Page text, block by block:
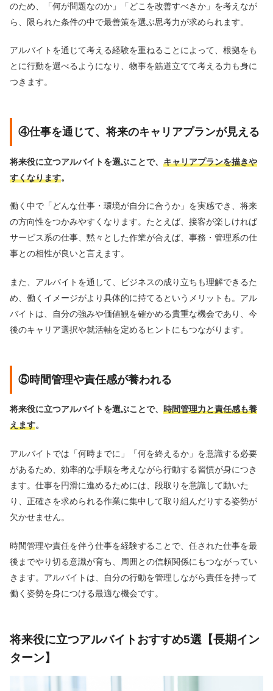
のため、「何が問題なのか」「どこを改善すべきか」を考えなが
ら、限られた条件の中で最善策を選ぶ思考力が求められます。
アルバイトを通じて考える経験を重ねることによって、根拠をも
とに行動を選べるようになり、物事を筋道立てて考える力も身に
つきます。
④仕事を通じて、将来のキャリアプランが見える
将来役に立つアルバイトを選ぶことで、 キャリアプランを描きや
すくなります。
働く中で「どんな仕事・環境が自分に合うか」を実感でき、将来
の方向性をつかみやすくなります。たとえば、接客が楽しければ
サービス系の仕事、黙々とした作業が合えば、事務・管理系の仕
事との相性が良いと言えます。
また、アルバイトを通して、ビジネスの成り立ちも理解できるた
め、働くイメージがより具体的に持てるというメリットも。アル
バイトは、自分の強みや価値観を確かめる貴重な機会であり、今
後のキャリア選択や就活軸を定めるヒントにもつながります。
⑤時間管理や責任感が養われる
将来役に立つアルバイトを選ぶことで、 時間管理力と責任感も養
えます。
アルバイトでは「何時までに」「何を終えるか」を意識する必要
があるため、効率的な手順を考えながら行動する習慣が身につき
ます。仕事を円滑に進めるためには、段取りを意識して動いた
り、正確さを求められる作業に集中して取り組んだりする姿勢が
欠かせません。
時間管理や責任を伴う仕事を経験することで、任された仕事を最
後までやり切る意識が育ち、周囲との信頼関係にもつながってい
きます。アルバイトは、自分の行動を管理しながら責任を持って
働く姿勢を身につける最適な機会です。
将来役に立つアルバイトおすすめ5選【長期イン
ターン】